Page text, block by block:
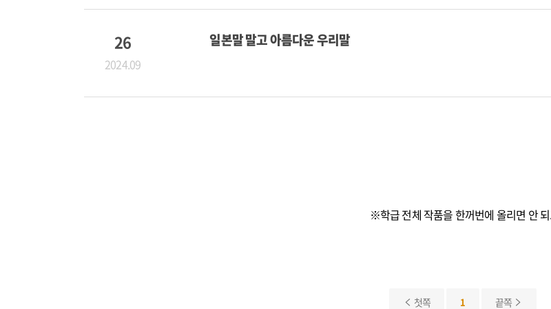
26
2024.09
일본말 말고 아름다운 우리말
※학급 전체 작품을 한꺼번에 올리면 안
첫쪽 1 끝쪽